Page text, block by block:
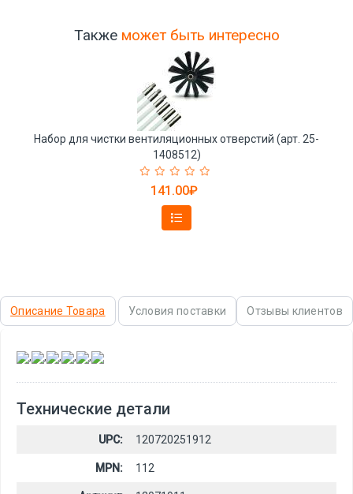
Также может быть интересно
Набор для чистки вентиляционных отверстий (арт. 25-
1408512)
141.00₽
Описание Товара Условия поставки Отзывы клиентов
, , , , ,
Технические детали
UPC: 120720251912
MPN: 112